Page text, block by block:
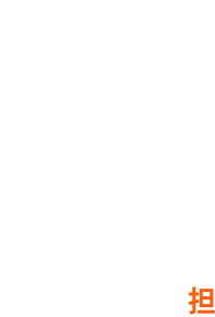
担